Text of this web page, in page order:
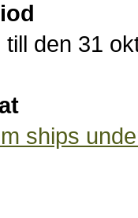
den 31
ships